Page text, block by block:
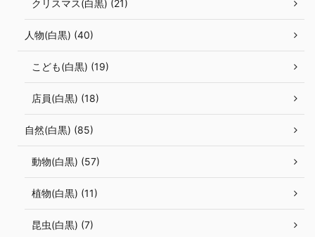
クリスマス(白黒) (21)
人物(白黒) (40)
こども(白黒) (19)
店員(白黒) (18)
自然(白黒) (85)
動物(白黒) (57)
植物(白黒) (11)
昆虫(白黒) (7)